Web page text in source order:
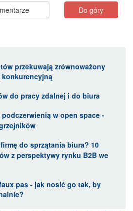
Do góry
przekuwają zrównoważony
konkurencyjną
do pracy zdalnej i do biura
podczerwienią w open space -
do sprzątania biura? 10
z perspektywy rynku B2B we
pas - jak nosić go tak, by